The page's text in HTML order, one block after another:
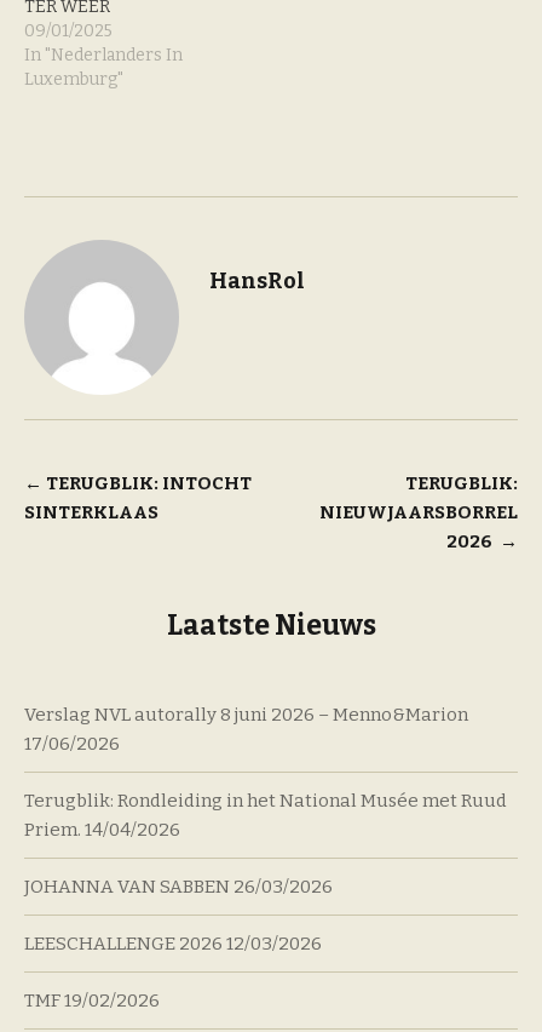
TER WEER
09/01/2025
In "Nederlanders In
Luxemburg"
HansRol
Bericht
navigatie
← TERUGBLIK: INTOCHT
SINTERKLAAS
TERUGBLIK:
NIEUWJAARSBORREL
2026 →
Laatste Nieuws
Verslag NVL autorally 8 juni 2026 – Menno&Marion
17/06/2026
Terugblik: Rondleiding in het National Musée met Ruud
Priem. 14/04/2026
JOHANNA VAN SABBEN 26/03/2026
LEESCHALLENGE 2026 12/03/2026
TMF19/02/2026